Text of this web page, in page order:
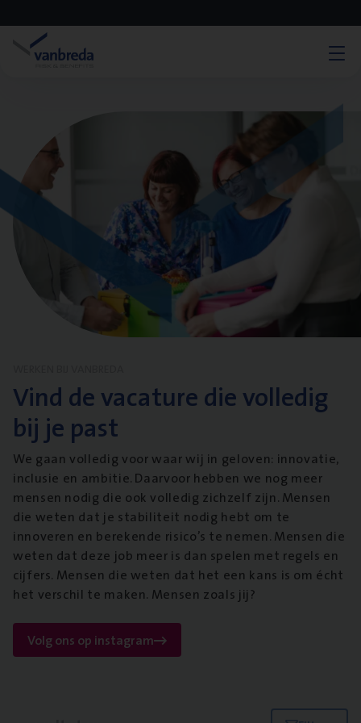
Vind de vacature die volledig
bij je past
We gaan volledig voor waar wij in geloven: innovatie,
inclusie en ambitie. Daarvoor hebben we nog meer
mensen nodig die ook volledig zichzelf zijn. Mensen
die weten dat je stabiliteit nodig hebt om te
innoveren en berekende risico’s te nemen. Mensen die
weten dat deze job meer is dan spelen met regels en
cijfers. Mensen die weten dat het een kans is om écht
het verschil te maken. Mensen zoals jij?
Volg ons op instagram